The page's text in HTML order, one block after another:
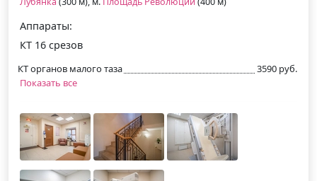
Аппараты:
КТ 16 срезов
КТ органов малого таза
3590 руб.
Показать все